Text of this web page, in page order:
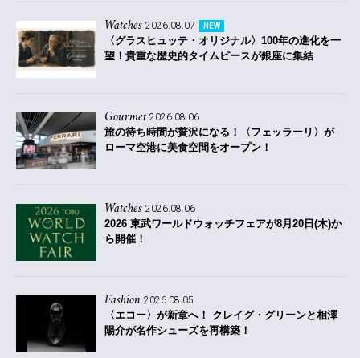
Watches 2026.08.07 NEW
〈グラスヒュッテ・オリジナル〉100年の進化を一
望！貴重な歴史的タイムピースが銀座に集結
Gourmet 2026.08.06
旅の待ち時間が贅沢になる！〈フェッラーリ〉が
ローマ空港に美食空間をオープン！
Watches 2026.08.06
2026 東武ワールドウォッチフェアが8月20日(木)か
ら開催！
Fashion 2026.08.05
〈エコー〉が新章へ！ クレイグ・グリーンと相澤
陽介が名作シューズを再構築！